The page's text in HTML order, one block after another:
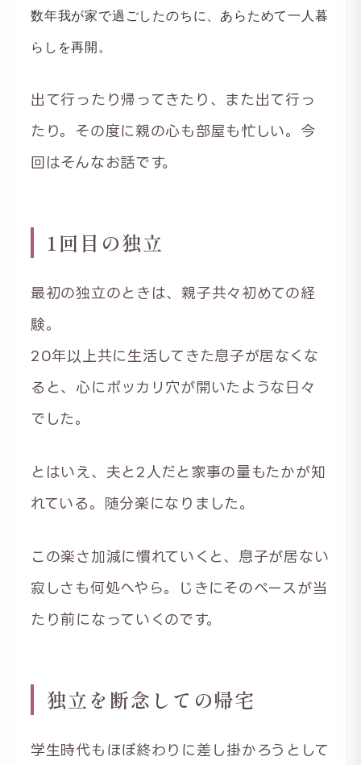
数年我が家で過ごしたのちに、あらためて一人暮
らしを再開。
出て行ったり帰ってきたり、また出て行っ
たり。その度に親の心も部屋も忙しい。今
回はそんなお話です。
1回目の独立
最初の独立のときは、親子共々初めての経
験。
20年以上共に生活してきた息子が居なくな
ると、心にポッカリ穴が開いたような日々
でした。
とはいえ、夫と2人だと家事の量もたかが知
れている。随分楽になりました。
この楽さ加減に慣れていくと、息子が居ない
寂しさも何処へやら。じきにそのペースが当
たり前になっていくのです。
独立を断念しての帰宅
学生時代もほぼ終わりに差し掛かろうとして